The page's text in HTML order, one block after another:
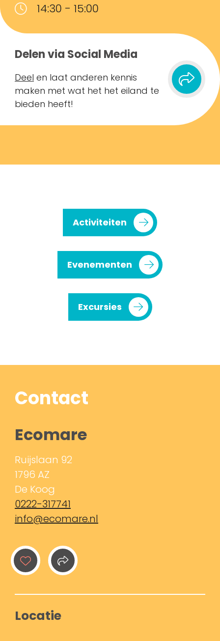
14:30 - 15:00
Delen via Social Media
Deel en laat anderen kennis
maken met wat het het eiland te
bieden heeft!
Activiteiten
Evenementen
Excursies
Contact
Ecomare
Ruijslaan 92
1796 AZ
De Koog
0222-317741
info@ecomare.nl
Locatie